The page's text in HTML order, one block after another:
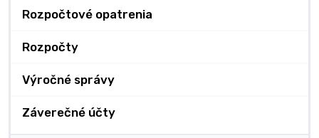
Rozpočtové opatrenia
Rozpočty
Výročné správy
Záverečné účty